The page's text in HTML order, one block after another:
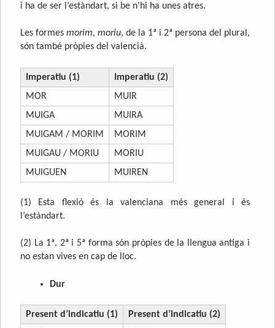
i ha de ser l’estàndart, si be n’hi ha unes atres.
Les formes morim, moriu, de la 1ª i 2ª persona del plural,
són també pròpies del valencià.
Imperatiu (1)
Imperatiu (2)
MOR
MUIR
MUIGA
MUIRA
MUIGAM / MORIM
MORIM
MUIGAU / MORIU
MORIU
MUIGUEN
MUIREN
(1) Esta flexió és la valenciana més general i és
l’estàndart.
(2) La 1ª, 2ª i 5ª forma són pròpies de la llengua antiga i
no estan vives en cap de lloc.
Dur
Present d’indicatiu (1)
Present d’indicatiu (2)